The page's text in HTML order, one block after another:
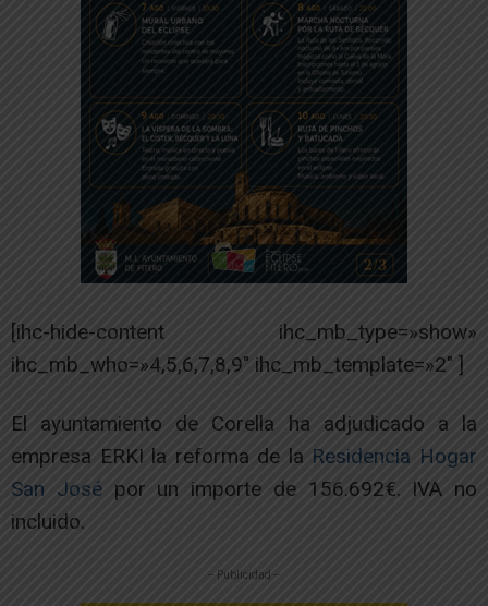
[ihc-hide-content ihc_mb_type=»show»
ihc_mb_who=»4,5,6,7,8,9″ ihc_mb_template=»2″ ]
El ayuntamiento de Corella ha adjudicado a la
empresa ERKI la reforma de la Residencia Hogar
San Josépor un importe de 156.692€. IVA no
incluido.
-- Publicidad --